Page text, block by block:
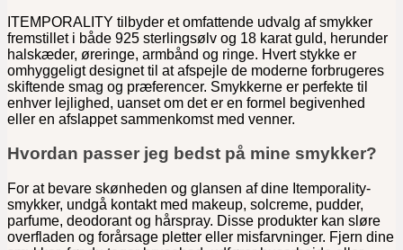
ITEMPORALITY tilbyder et omfattende udvalg af smykker
fremstillet i både 925 sterlingsølv og 18 karat guld, herunder
halskæder, øreringe, armbånd og ringe. Hvert stykke er
omhyggeligt designet til at afspejle de moderne forbrugeres
skiftende smag og præferencer. Smykkerne er perfekte til
enhver lejlighed, uanset om det er en formel begivenhed
eller en afslappet sammenkomst med venner.
Hvordan passer jeg bedst på mine smykker?
For at bevare skønheden og glansen af dine Itemporality-
smykker, undgå kontakt med makeup, solcreme, pudder,
parfume, deodorant og hårspray. Disse produkter kan sløre
overfladen og forårsage pletter eller misfarvninger. Fjern dine